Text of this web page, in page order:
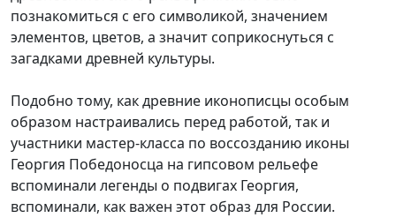
познакомиться с его символикой, значением
элементов, цветов, а значит соприкоснуться с
загадками древней культуры.
Подобно тому, как древние иконописцы особым
образом настраивались перед работой, так и
участники мастер-класса по воссозданию иконы
Георгия Победоносца на гипсовом рельефе
вспоминали легенды о подвигах Георгия,
вспоминали, как важен этот образ для России.